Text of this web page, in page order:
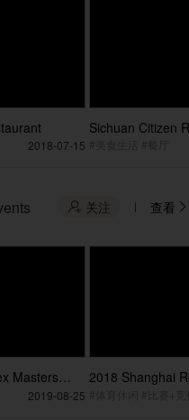
2018-07-15
Sichuan Citizen
 关注 查看 
Masters
2019-08-25
2018 Shanghai